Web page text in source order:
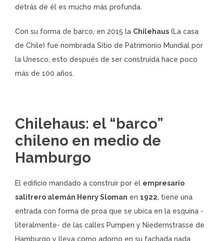
detrás de él es mucho más profunda.
Con su forma de barco, en 2015 la Chilehaus (La casa
de Chile) fue nombrada Sitio de Patrimonio Mundial por
la Unesco, esto después de ser construida hace poco
más de 100 años.
Chilehaus: el “barco”
chileno en medio de
Hamburgo
El edificio mandado a construir por el empresario
salitrero alemán Henry Sloman en 1922, tiene una
entrada con forma de proa que se ubica en la esquina -
literalmente- de las calles Pumpen y Niedernstrasse de
Hamburgo y lleva como adorno en su fachada nada